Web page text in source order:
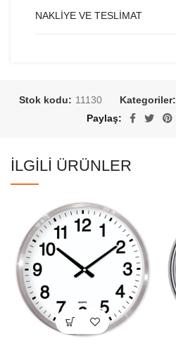
NAKLIYE VE TESLIMAT
Stok kodu: 11130 Kategoriler:
Paylaş
İLGILI ÜRÜNLER